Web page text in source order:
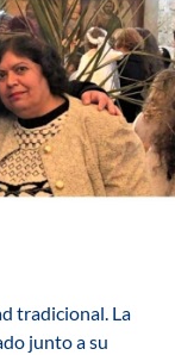
tradicional. La
junto a su